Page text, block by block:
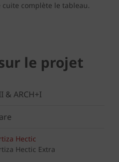
complète le tableau.
le projet
& ARCH+I
Hectic
Hectic Extra